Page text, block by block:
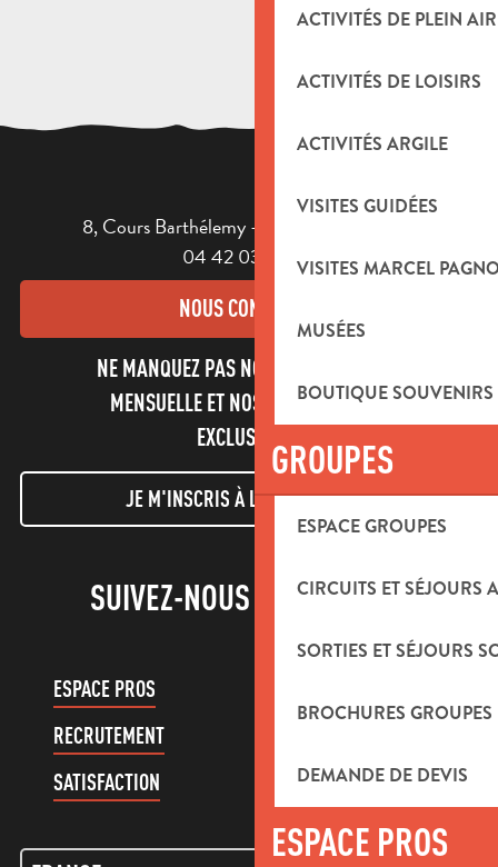
ACTIVITÉS DE PLEIN AIR
ACTIVITÉS DE LOISIRS
ACTIVITÉS ARGILE
VISITES GUIDÉES
VISITES MARCEL
MUSÉES
BOUTIQUE
GROUPES
ESPACE GROUPES
CIRCUITS ET SÉJOURS
SORTIES ET SÉJOURS
BROCHURES GROUPES
DEMANDE DE DEVIS
ESPACE PROS
8, Cours Barthélemy - 13400 AUBAGNE
04 42 03 49 98
NOUS CONTACTER
NE MANQUEZ PAS NOTRE NEWSLETTER
MENSUELLE ET NOS INFORMATIONS
EXCLUSIVES !
JE M'INSCRIS À LA NEWSLETTER
SUIVEZ-NOUS !
ESPACE PROS
RECRUTEMENT
SATISFACTION